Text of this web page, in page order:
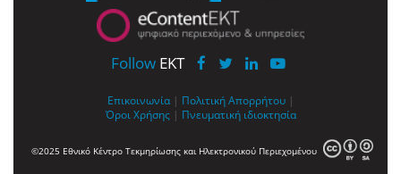
Follow EKT
Επικοινωνία | Πολιτική Απορρήτου |
Όροι Χρήσης | Πνευματική ιδιοκτησία
©2025 Εθνικό Κέντρο Τεκμηρίωσης και Ηλεκτρονικού Περιεχομένου